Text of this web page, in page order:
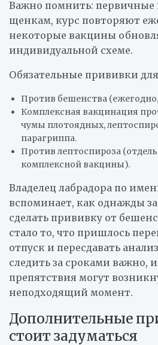
Важно помнить: первичные
щенкам, курс повторяют
некоторые вакцины
индивидуальной схеме.
Обязательные прививки
Против бешенства
Комплексная вакцинация
чумы плотоядных,
парагриппа.
Против лептоспироза
комплексной вакцины).
Владелец лабрадора по
вспоминает, как однажды
сделать прививку от
стало то, что пришлось
отпуск и пересдавать
следить за сроками важно,
препятствия могут
неподходящий момент.
Дополнительные
стоит задуматься